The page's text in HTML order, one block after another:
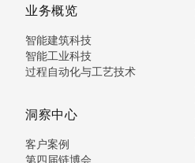
业务概览
智能建筑科技
智能工业科技
过程自动化与工艺技术
洞察中心
客户案例
第四届链博会